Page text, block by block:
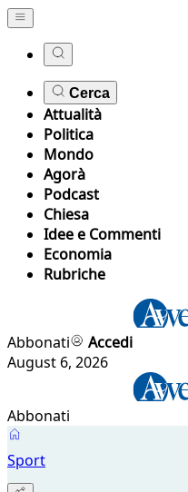
Cerca
Attualità
Politica
Mondo
Agorà
Podcast
Chiesa
Idee e Commenti
Economia
Rubriche
Abbonati
Accedi
August 6, 2026
Abbonati
Sport